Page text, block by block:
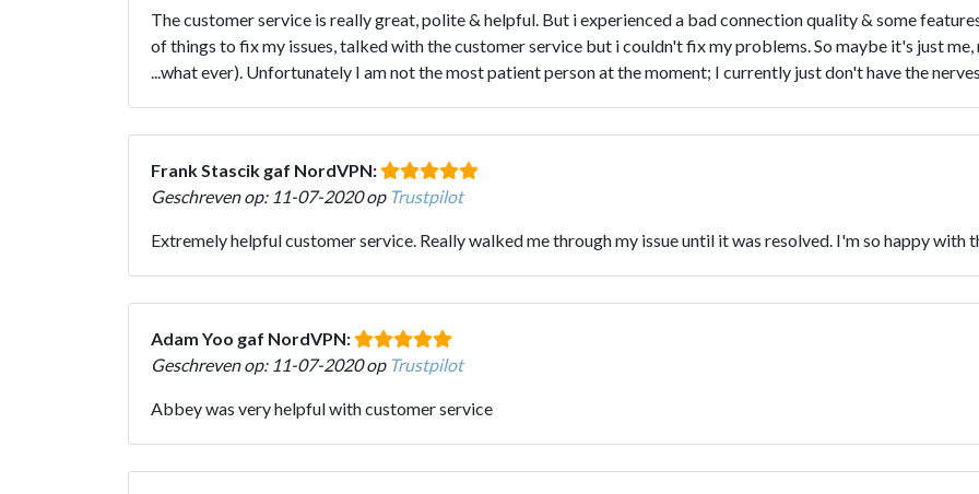
The customer service is really great, polite & helpful. But i experienced a bad connection quality & some
of things to fix my issues, talked with the customer service but i couldn't fix my problems. So maybe it's just me,
...what ever). Unfortunately I am not the most patient person at the moment; I currently just don't have the
Frank Stascik gaf NordVPN:
Geschreven op: 11-07-2020 op Trustpilot
Extremely helpful customer service. Really walked me through my issue until it was resolved. I'm so happy with
Adam Yoo gaf NordVPN:
Geschreven op: 11-07-2020 op Trustpilot
Abbey was very helpful with customer service